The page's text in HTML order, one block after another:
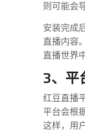
则可能会
安装完成
直播内容
直播世界中
3、平
红豆直播
平台会根
这样，用